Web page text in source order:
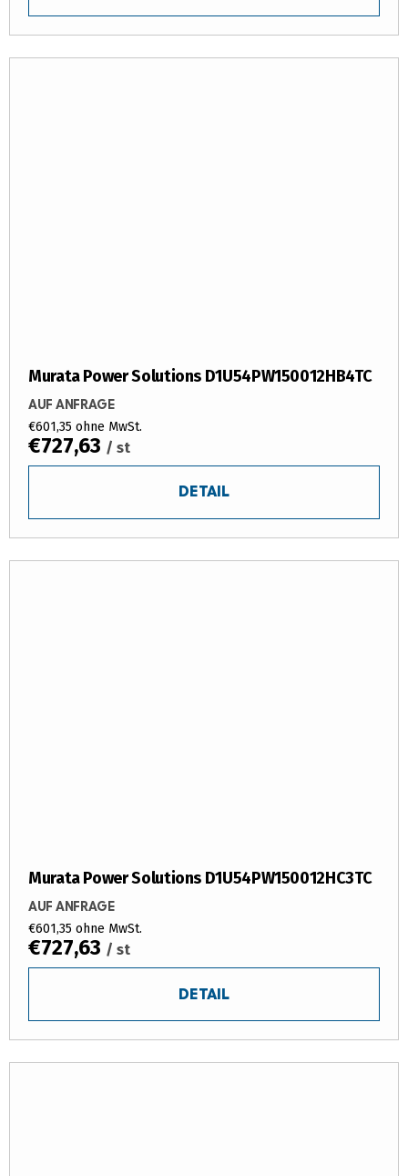
Murata Power Solutions D1U54PW150012HB4TC
AUF ANFRAGE
€601,35 ohne MwSt.
€727,63 / st
DETAIL
Murata Power Solutions D1U54PW150012HC3TC
AUF ANFRAGE
€601,35 ohne MwSt.
€727,63 / st
DETAIL